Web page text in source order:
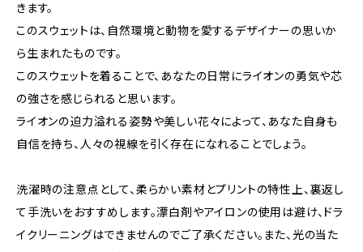
きます。
このスウェットは、自然環境と動物を愛するデザイナーの思いか
ら生まれたものです。
このスウェットを着ることで、あなたの日常にライオンの勇気や芯
の強さを感じられると思います。
ライオンの迫力溢れる姿勢や美しい花々によって、あなた自身も
自信を持ち、人々の視線を引く存在になれることでしょう。
洗濯時の注意点として、柔らかい素材とプリントの特性上、裏返し
て手洗いをおすすめします。漂白剤やアイロンの使用は避け、ドラ
イクリーニングはできませんのでご了承ください。また、光の当た